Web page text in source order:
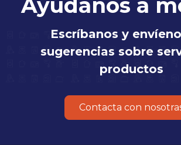
Escríbanos y
sugerencias sobre
productos
Contacta con